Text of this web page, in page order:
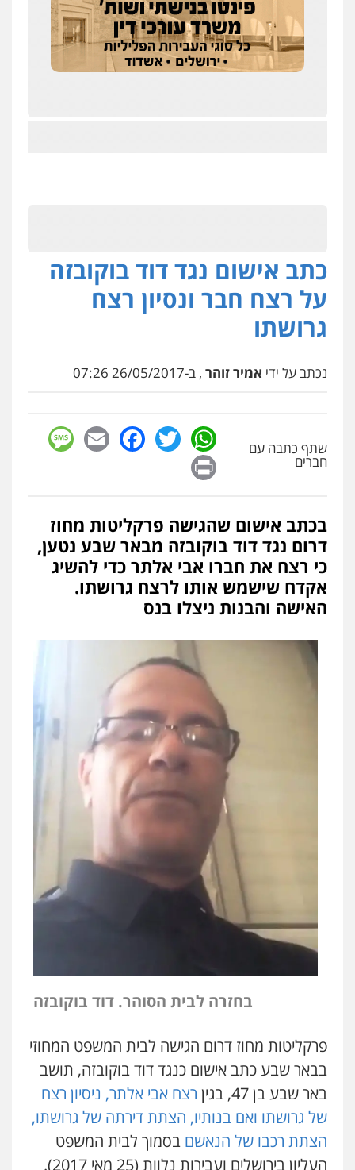
כתב אישום נגד דוד בוקובזה
על רצח חבר ונסיון רצח
גרושתו
נכתב על ידי אמיר זוהר , ב-26/05/2017 07:26
שתף כתבה עם
חברים
WhatsApp
Twitter
Facebook
Email
בכתב אישום שהגישה פרקליטות מחוז
דרום נגד דוד בוקובזה מבאר שבע נטען,
כי רצח את חברו אבי אלתר כדי להשיג
אקדח שישמש אותו לרצח גרושתו.
האישה והבנות ניצלו בנס
בחזרה לבית הסוהר. דוד בוקובזה
פרקליטות מחוז דרום הגישה לבית המשפט המחוזי
בבאר שבע כתב אישום כנגד דוד בוקובזה, תושב
באר שבע בן 47, בגין
רצח אבי אלתר, ניסיון רצח
של גרושתו ואם בנותיו, הצתת דירתה של גרושתו,
הצתת רכבו של הנאשם בסמוך לבית המשפט
העליון בירושלים ועבירות נלוות (25 מאי 2017).